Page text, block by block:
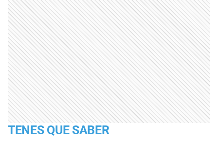
TENES QUE SABER